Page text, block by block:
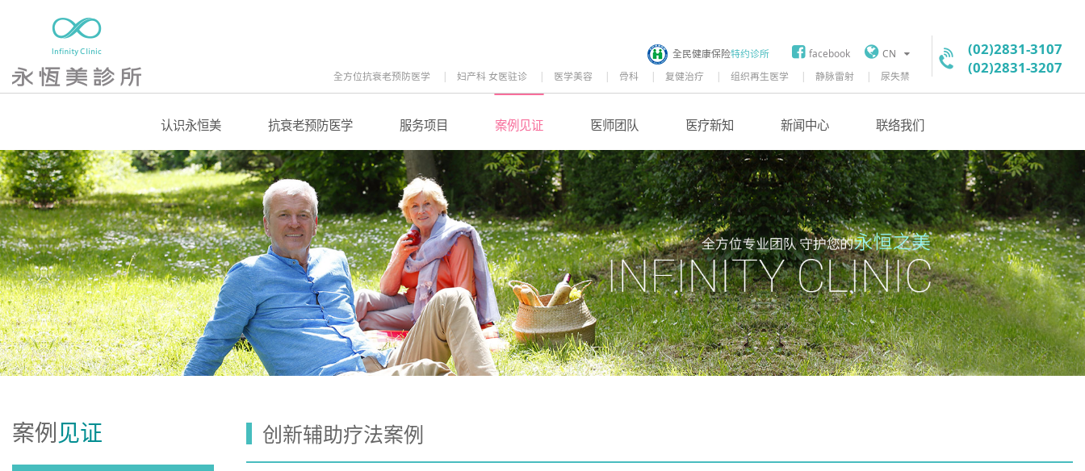
CN
facebook
全民健康保险特约诊所
全方位抗衰老预防医学
妇产科 女医驻诊 医学美容 骨科 复健治疗 组织再生医学 静脉雷射 尿失禁
(02)2831-3107
(02)2831-3207
认识永恒美 抗衰老预防医学 服务项目 案例见证 医师团队 医疗新知 新闻中心 联络我们
案例见证 创新辅助疗法案例